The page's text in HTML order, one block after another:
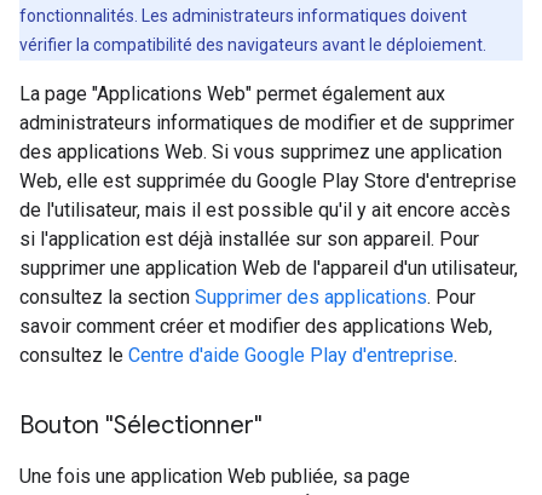
fonctionnalités. Les administrateurs informatiques doivent
vérifier la compatibilité des navigateurs avant le déploiement.
La page "Applications Web" permet également aux
administrateurs informatiques de modifier et de supprimer
des applications Web. Si vous supprimez une application
Web, elle est supprimée du Google Play Store d'entreprise
de l'utilisateur, mais il est possible qu'il y ait encore accès
si l'application est déjà installée sur son appareil. Pour
supprimer une application Web de l'appareil d'un utilisateur,
consultez la section Supprimer des applications. Pour
savoir comment créer et modifier des applications Web,
consultez le Centre d'aide Google Play d'entreprise.
Bouton "Sélectionner"
Une fois une application Web publiée, sa page